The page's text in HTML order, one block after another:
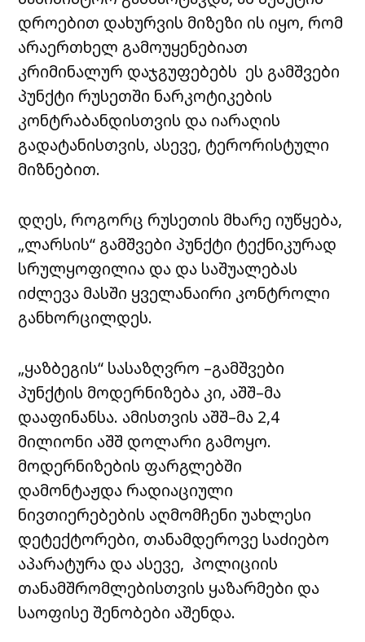
დროებით დახურვის მიზეზი ის იყო, რომ
არაერთხელ გამოუყენებიათ
კრიმინალურ დაჯგუფებებს ეს გამშვები
პუნქტი რუსეთში ნარკოტიკების
კონტრაბანდისთვის და იარაღის
გადატანისთვის, ასევე, ტერორისტული
მიზნებით.
დღეს, როგორც რუსეთის მხარე იუწყება,
„ლარსის“ გამშვები პუნქტი ტექნიკურად
სრულყოფილია და და საშუალებას
იძლევა მასში ყველანაირი კონტროლი
განხორცილდეს.
„ყაზბეგის“ სასაზღვრო –გამშვები
პუნქტის მოდერნიზება კი, აშშ–მა
დააფინანსა. ამისთვის აშშ–მა 2,4
მილიონი აშშ დოლარი გამოყო.
მოდერნიზების ფარგლებში
დამონტაჟდა რადიაციული
ნივთიერებების აღმომჩენი უახლესი
დეტექტორები, თანამდეროვე საძიებო
აპარატურა და ასევე, პოლიციის
თანამშრომლებისთვის ყაზარმები და
საოფისე შენობები აშენდა.